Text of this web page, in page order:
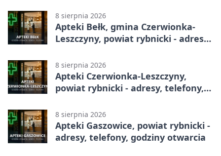
8 sierpnia 2026
Apteki Bełk, gmina Czerwionka-
Leszczyny, powiat rybnicki - adresy,
8 sierpnia 2026
Apteki Czerwionka-Leszczyny,
powiat rybnicki - adresy, telefony,
8 sierpnia 2026
Apteki Gaszowice, powiat rybnicki -
adresy, telefony, godziny otwarcia